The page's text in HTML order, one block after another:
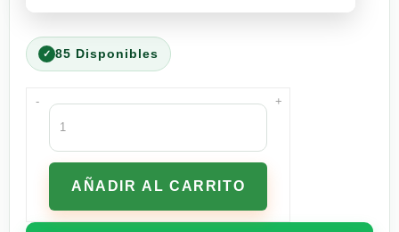
85 Disponibles
-
Whisky
Irlandés
Bushmills
750
cantidad
AÑADIR AL CARRITO
+